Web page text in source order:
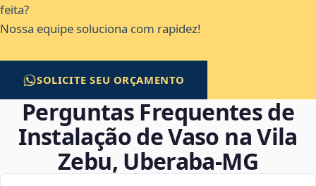
feita?
Nossa equipe soluciona com rapidez!
SOLICITE SEU ORÇAMENTO
Perguntas Frequentes de
Instalação de Vaso na Vila
Zebu, Uberaba‑MG